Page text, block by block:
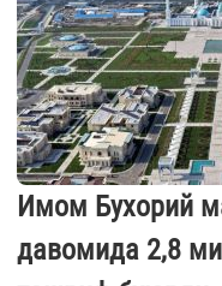
Имом Бухорий
давомида 2,8